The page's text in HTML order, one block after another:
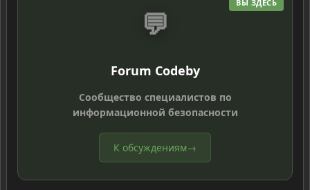
ВЫ ЗДЕСЬ
💬
Forum Codeby
Сообщество специалистов по
информационной безопасности
К обсуждениям→